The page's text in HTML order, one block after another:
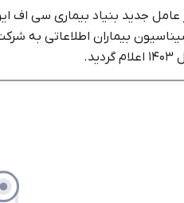
جدید بنیاد بیماری سی اف
بیماران اطلاعاتی به